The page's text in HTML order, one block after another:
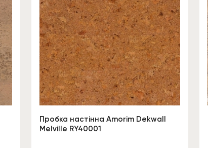
Пробка настінна Amorim Dekwall
Melville RY40001